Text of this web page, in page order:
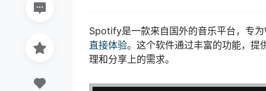
Spotify是一款来自国外的音乐平台，专
直接体验。这个软件通过丰富的功能，提
理和分享上的需求。